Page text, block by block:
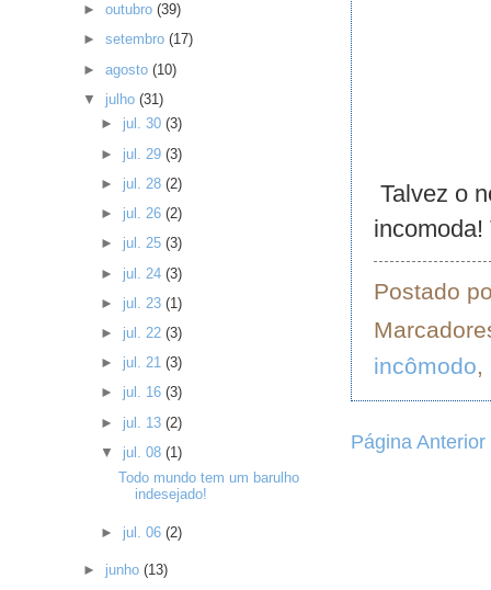
Talvez o
incomoda!
Postado
incômodo,
Página Anterior
►outubro(39)
►setembro(17)
►agosto(10)
▼ julho(31)
► jul. 30 (3)
► jul. 29 (3)
► jul. 28 (2)
► jul. 26 (2)
► jul. 25 (3)
► jul. 24 (3)
► jul. 23 (1)
► jul. 22 (3)
► jul. 21 (3)
► jul. 16 (3)
► jul. 13 (2)
▼ jul. 08 (1)
Todo mundo tem um barulho
indesejado!
► jul. 06 (2)
► junho(13)